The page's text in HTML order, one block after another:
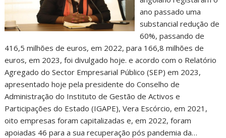
ano passado uma
substancial redução de
60%, passando de
416,5 milhões de euros, em 2022, para 166,8 milhões de
euros, em 2023, foi divulgado hoje. e acordo com o Relatório
Agregado do Sector Empresarial Público (SEP) em 2023,
apresentado hoje pela presidente do Conselho de
Administração do Instituto de Gestão de Activos e
Participações do Estado (IGAPE), Vera Escórcio, em 2021,
oito empresas foram capitalizadas e, em 2022, foram
apoiadas 46 para a sua recuperação pós pandemia da…